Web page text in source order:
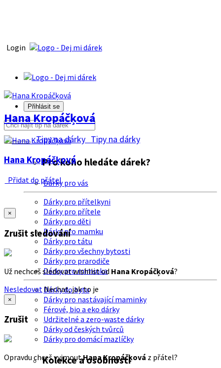
Login
Přihlásit se
Tipy na dárky Tipy na dárky
Pro koho hledáte dárek?
Dárky pro vás
Dárky pro přítelkyni
Dárky pro přítele
Dárky pro děti
Dárky pro mamku
Dárky pro tátu
Dárky pro všechny bytosti
Dárky pro prarodiče
Dárky pro miminka
Dárky do bytu
Dárky pro nastávající maminky
Férové, bio a eko dárky
Udržitelné a zero-waste dárky
Dárky od českých tvůrců
Dárky pro domácí mazlíčky
Kolekce a osobnosti
Hana Kropáčķová
Hana Kropáčķová
Přidat do přátel
×
Zrušit sledování
Už nechceš sledovat wishlist od Hana Kropáčķová?
Nesledovat Nechat, jak to je
×
Zrušit
Opravdu chceš vyjmoutHana Kropáčķová z přátel?